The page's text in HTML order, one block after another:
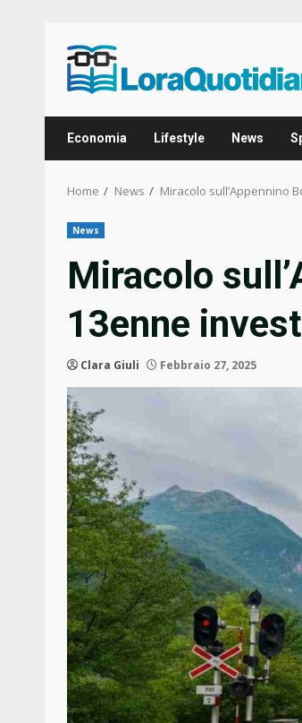
content
Economia Lifestyle News
Home News Miracolo sull’Appennino
News
Miracolo
13enne
Clara Giuli Febbraio 27, 2025